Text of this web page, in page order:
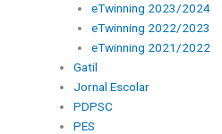
eTwinning 2023/2024
eTwinning 2022/2023
eTwinning 2021/2022
Gatil
Jornal Escolar
PDPSC
PES